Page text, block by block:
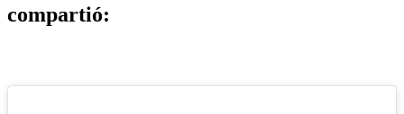
compartió: